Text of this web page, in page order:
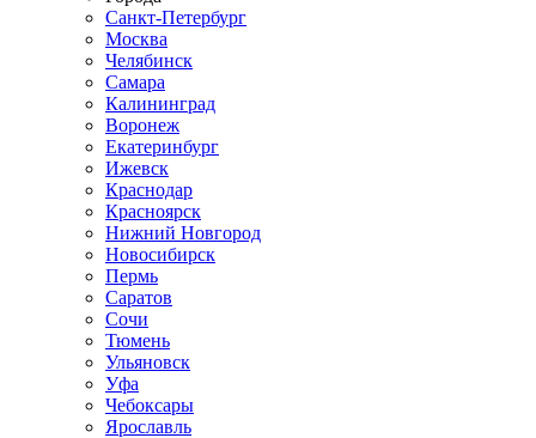
Санкт-Петербург
Москва
Челябинск
Самара
Калининград
Воронеж
Екатеринбург
Ижевск
Краснодар
Красноярск
Нижний Новгород
Новосибирск
Пермь
Саратов
Сочи
Тюмень
Ульяновск
Уфа
Чебоксары
Ярославль